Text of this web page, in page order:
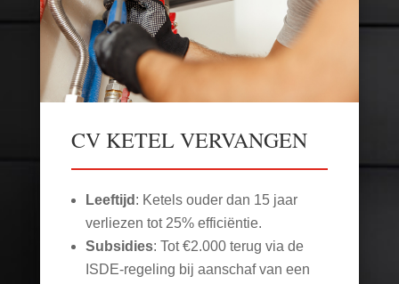
CV KETEL VERVANGEN
Leeftijd : Ketels ouder dan 15 jaar
verliezen tot 25% efficiëntie.
Subsidies: Tot €2.000 terug via de
ISDE-regeling bij aanschaf van een